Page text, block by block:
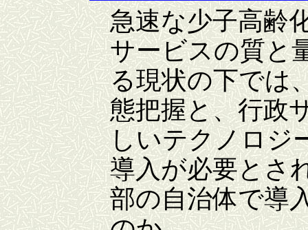
急速な少子高齢
サービスの質と
る現状の下では
態把握と、行政
しいテクノロジ
導入が必要とさ
部の自治体で導